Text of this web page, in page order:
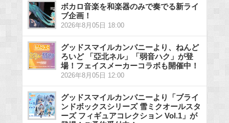
ボカロ音楽を和楽器のみで奏でる新ライ
ブ企画！
2026年8月05日 18:00
グッドスマイルカンパニーより、ねんど
ろいど 「亞北ネル」「弱音ハク」が登
場！フェイスメーカーコラボも開催中！
2026年8月05日 12:00
グッドスマイルカンパニーより「ブライ
ンドボックスシリーズ 雪ミクオールスタ
ーズ フィギュアコレクション Vol.1」が